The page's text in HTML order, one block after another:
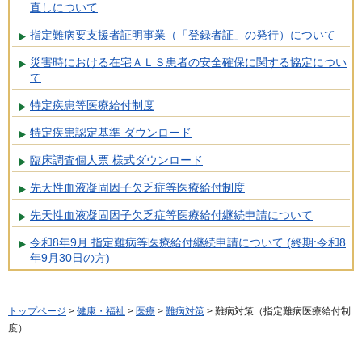
直しについて
指定難病要支援者証明事業（「登録者証」の発行）について
災害時における在宅ＡＬＳ患者の安全確保に関する協定につい
て
特定疾患等医療給付制度
特定疾患認定基準 ダウンロード
臨床調査個人票 様式ダウンロード
先天性血液凝固因子欠乏症等医療給付制度
先天性血液凝固因子欠乏症等医療給付継続申請について
令和8年9月 指定難病等医療給付継続申請について (終期:令和8
年9月30日の方)
トップページ > 健康・福祉 > 医療 > 難病対策 > 難病対策（指定難病医療給付制
度）